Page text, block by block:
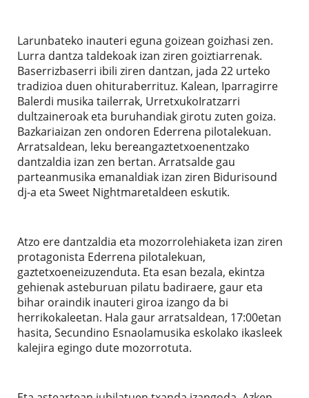
Larunbateko inauteri eguna goizean goizhasi zen.
Lurra dantza taldekoak izan ziren goiztiarrenak.
Baserrizbaserri ibili ziren dantzan, jada 22 urteko
tradizioa duen ohituraberrituz. Kalean, Iparragirre
Balerdi musika tailerrak, UrretxukoIratzarri
dultzaineroak eta buruhandiak girotu zuten goiza.
Bazkariaizan zen ondoren Ederrena pilotalekuan.
Arratsaldean, leku bereangaztetxoenentzako
dantzaldia izan zen bertan. Arratsalde gau
parteanmusika emanaldiak izan ziren Bidurisound
dj-a eta Sweet Nightmaretaldeen eskutik.
Atzo ere dantzaldia eta mozorrolehiaketa izan ziren
protagonista Ederrena pilotalekuan,
gaztetxoeneizuzenduta. Eta esan bezala, ekintza
gehienak asteburuan pilatu badiraere, gaur eta
bihar oraindik inauteri giroa izango da bi
herrikokaleetan. Hala gaur arratsaldean, 17:00etan
hasita, Secundino Esnaolamusika eskolako ikasleek
kalejira egingo dute mozorrotuta.